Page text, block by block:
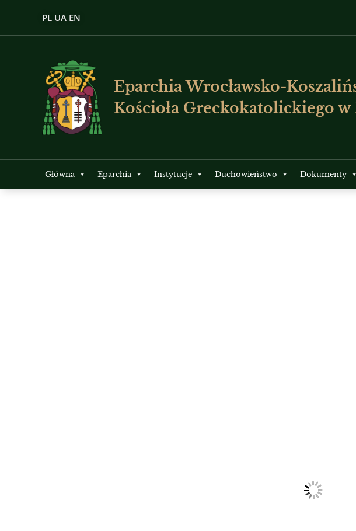
PL UA EN
Eparchia Wrocławsko-
Kościoła Greckokatolickiego w
Główna Eparchia Instytucje Duchowieństwo Dokumenty